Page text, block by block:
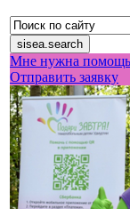
Мне нужна
Отправить заявку